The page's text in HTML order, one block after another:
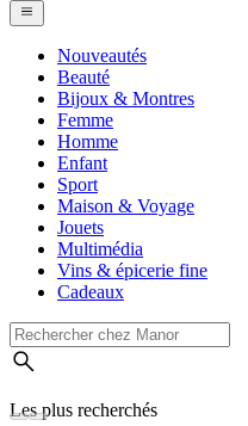
Nouveautés
Beauté
Bijoux & Montres
Femme
Homme
Enfant
Sport
Maison & Voyage
Jouets
Multimédia
Vins & épicerie fine
Cadeaux
Les plus recherchés